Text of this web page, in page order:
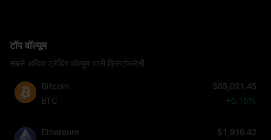
टॉप वॉल्यूम
सबसे अधिक ट्रेडिंग वॉल्यूम वाली क्रिप्टोकरेंसी
Bitcoin
BTC
$65,021.45
+0.15%
Ethereum
$1,916.42